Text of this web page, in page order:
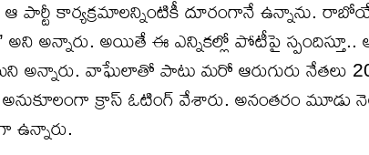
ఆ పార్టీ కార్యక్రమాలన్నింటికీ దూరంగానే ఉన్నాను. రాబోయే
అని అన్నారు. అయితే ఈ ఎన్నికల్లో పోటీపై
అన్నారు. వాఘేలాతో పాటు మరో ఆరుగురు నేతలు
అనుకూలంగా క్రాస్ ఓటింగ్ వేశారు. అనంతరం
ఉన్నారు.